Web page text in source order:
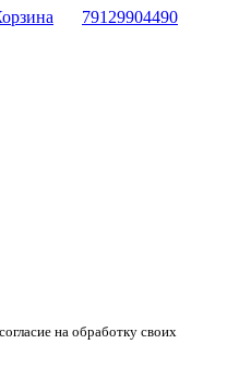
79129904490
на обработку своих